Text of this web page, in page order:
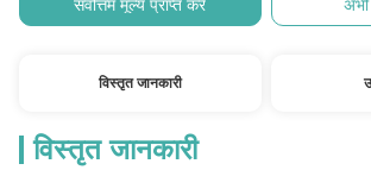
सर्वोत्तम मूल्य प्राप्त करें
विस्तृत जानकारी
विस्तृत जानकारी